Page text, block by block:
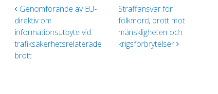
Inläggsnavigering
Genomförande av EU-
direktiv om
informationsutbyte vid
trafiksäkerhetsrelaterade
brott
Straffansvar för
folkmord, brott mot
mänskligheten och
krigsförbrytelser